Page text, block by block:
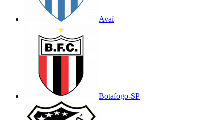
Avaí
Botafogo-SP